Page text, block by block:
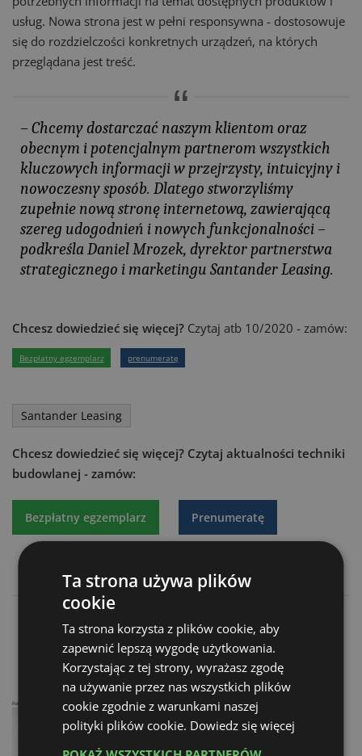
usług. Nowa strona jest w pełni responsywna - dostosowuje
się do rozdzielczości konkretnych urządzeń, na których
przeglądana jest treść.
– Chcemy dostarczać naszym klientom oraz
obecnym i potencjalnym partnerom wszystkich
kluczowych informacji w przejrzysty, intuicyjny i
nowoczesny sposób. Dlatego stworzyliśmy
zupełnie nową stronę internetową, zawierającą
szereg udogodnień i nowych funkcjonalności –
podkreśla Daniel Mrozek, dyrektor partnerstwa
strategicznego i marketingu Santander Leasing.
Chcesz dowiedzieć się więcej? Czytaj atb 10/2020 - zamów:
Bezpłatny egzemplarz prenumeratę
Santander Leasing
Chcesz dowiedzieć się więcej? Czytaj aktualności techniki
budowlanej - zamów:
Bezpłatny egzemplarz Prenumeratę
Niższe koszty eksploatacji
Kompaktowa z plusem
Reklama
Ta strona używa plików
cookie
Ta strona korzysta z plików cookie, aby
zapewnić lepszą wygodę użytkowania.
Korzystając z tej strony, wyrażasz zgodę
na używanie przez nas wszystkich plików
cookie zgodnie z warunkami naszej
polityki plików cookie. Dowiedz się więcej